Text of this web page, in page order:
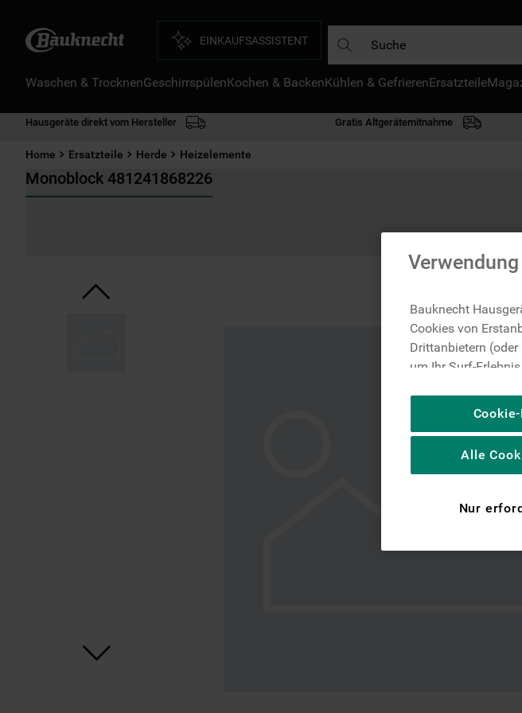
EINKAUFSASSISTENT
Waschen & TrocknenGeschirrspülenKochen & BackenKühlen & GefrierenErsatzteile
Hausgeräte direkt vom Hersteller Gratis Altgerätemitnahme
Home Ersatzteile Herde Heizelemente
Monoblock 481241868226
Bauknecht
Cookies von
Drittanbietern
um Ihr Surf-
um die
basierend auf Ihrer
personalisieren,
spezifische
Plattformen,
Nur
Alle
DIE HÄUFIGSTEN SUCHANFRAGEN
gefrierschrank
kühl-gefrierkombination